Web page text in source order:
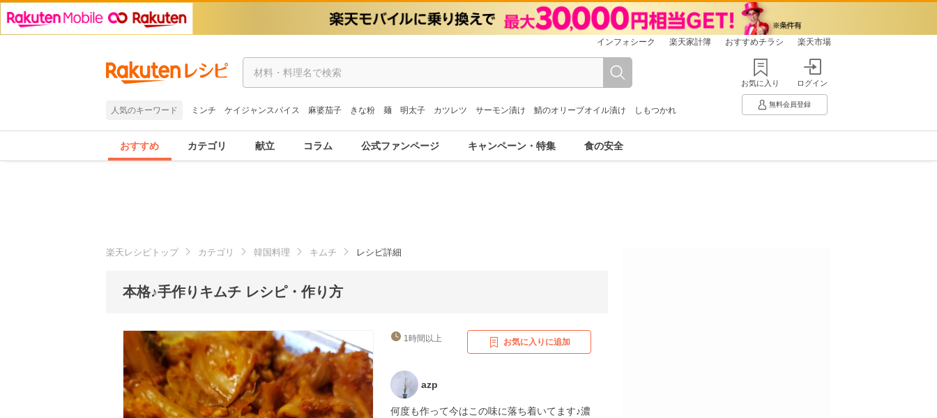
インフォシーク 楽天家計簿 おすすめチラシ 楽天市場
人気のキーワード ミンチ ケイジャンスパイス 麻婆茄子 きな粉 麺 明太子 カツレツ サーモン漬け 鯖のオリーブオイル漬け しもつかれ
お気に入り ログイン
無料会員登録
おすすめ カテゴリ 献立 コラム 公式ファンページ キャンペーン・特集 食の安全
楽天レシピトップ カテゴリ 韓国料理 キムチ レシピ詳細
本格♪手作りキムチ レシピ・作り方
1時間以上 お気に入りに追加
azp
何度も作って今はこの味に落ち着いてます♪濃